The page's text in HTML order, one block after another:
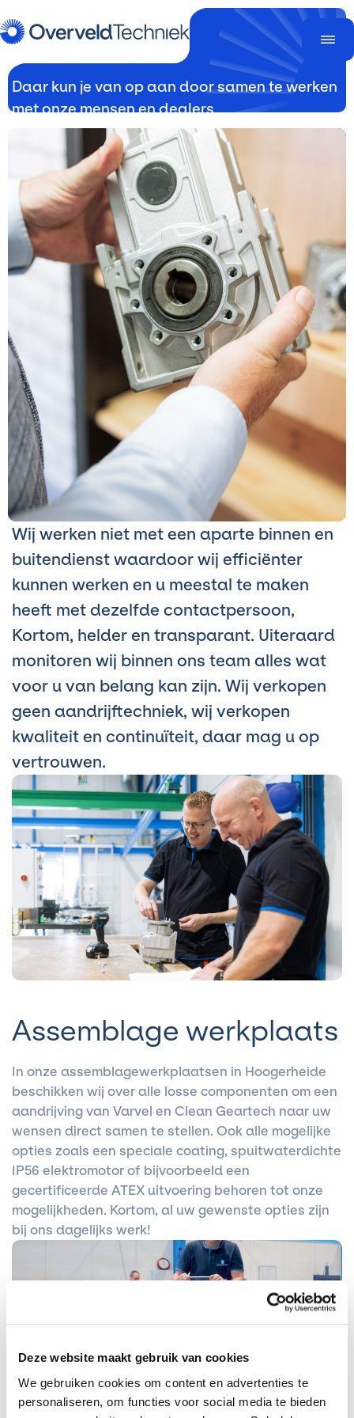
Deze website maakt gebruik van cookies
We gebruiken cookies om content en advertenties te
personaliseren, om functies voor social media te bieden
Betrouwbare
diensten
Daar kun je van op aan door samen te werken
met onze mensen en dealers
Wij werken niet met een aparte binnen en
buitendienst waardoor wij efficiënter
kunnen werken en u meestal te maken
heeft met dezelfde contactpersoon,
Kortom, helder en transparant. Uiteraard
monitoren wij binnen ons team alles wat
voor u van belang kan zijn. Wij verkopen
geen aandrijftechniek, wij verkopen
kwaliteit en continuïteit, daar mag u op
vertrouwen.
Assemblage werkplaats
In onze assemblagewerkplaatsen in Hoogerheide
beschikken wij over alle losse componenten om een
aandrijving van Varvel en Clean Geartech naar uw
wensen direct samen te stellen. Ook alle mogelijke
opties zoals een speciale coating, spuitwaterdichte
IP56 elektromotor of bijvoorbeeld een
gecertificeerde ATEX uitvoering behoren tot onze
mogelijkheden. Kortom, al uw gewenste opties zijn
bij ons dagelijks werk!